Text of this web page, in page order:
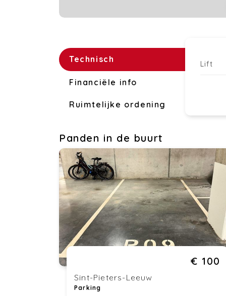
Technisch
Financiële info
Ruimtelijke ordening
Lift
Panden in de buurt
€ 100
Sint-Pieters-Leeuw
Parking